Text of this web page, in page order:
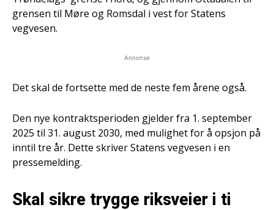
grensen til Møre og Romsdal i vest for Statens
vegvesen.
Annonse
Det skal de fortsette med de neste fem årene også.
Den nye kontraktsperioden gjelder fra 1. september
2025 til 31. august 2030, med mulighet for å opsjon på
inntil tre år. Dette skriver Statens vegvesen i en
pressemelding.
Skal sikre trygge riksveier i ti